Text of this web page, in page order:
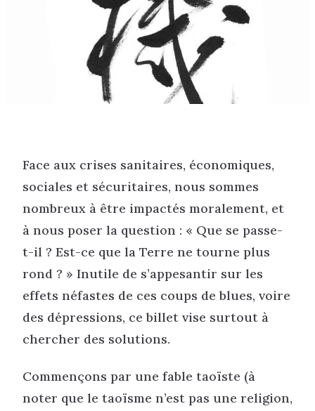
Face aux crises sanitaires, économiques,
sociales et sécuritaires, nous sommes
nombreux à être impactés moralement, et
à nous poser la question : « Que se passe-
t-il ? Est-ce que la Terre ne tourne plus
rond ? » Inutile de s’appesantir sur les
effets néfastes de ces coups de blues, voire
des dépressions, ce billet vise surtout à
chercher des solutions.
Commençons par une fable taoïste (à
noter que le taoïsme n’est pas une religion,